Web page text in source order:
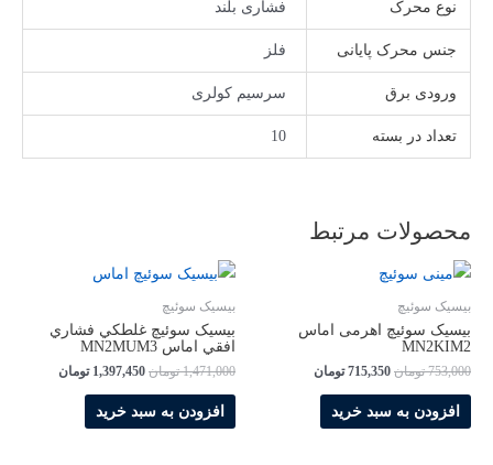
نوع محرک فشاری بلند
جنس محرک پایانی فلز
ورودی برق سرسیم کولری
تعداد در بسته 10
محصولات مرتبط
بیسیک سوئیچ
بیسیک سوئیچ اهرمی اماس
MN2KIM2
753,000 تومان 715,350 تومان
افزودن به سبد خرید
بیسیک سوئیچ
بیسیک سوئیچ غلطکي فشاري
افقي اماس MN2MUM3
1,471,000 تومان 1,397,450 تومان
افزودن به سبد خرید